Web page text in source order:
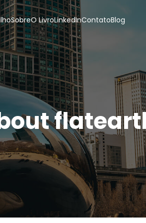
SobreO LivroLinkedInContatoBlog